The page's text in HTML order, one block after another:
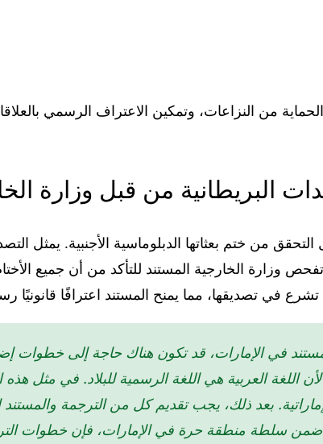
من النزاعات، وتمكين الاعتراف الرسمي
البريطانية من قبل وزارة
من ختم بعثاتها الدبلوماسية الأجنبية. يمثل
وزارة الخارجية المستند للتأكد من أن جميع
في تصديقها، مما يمنح المستند اعترافًا قانونيًا
في الإمارات، قد تكون هناك حاجة إلى خطوات
اللغة العربية هي اللغة الرسمية للبلاد. في مثل
بعد ذلك، يجب تقديم كل من الترجمة
ضمن سلطة منطقة حرة في الإمارات، فإن خطوات